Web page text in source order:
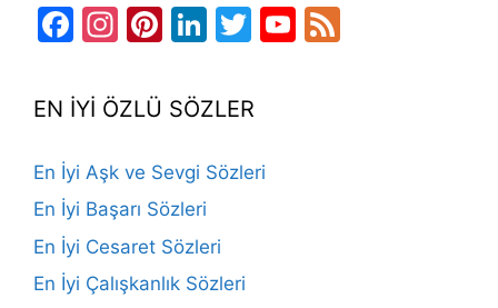
Facebook
Instagram
Pinterest
LinkedIn
TwitterYouTube
EN İYİ ÖZLÜ SÖZLER
En İyi Aşk ve Sevgi Sözleri
En İyi Başarı Sözleri
En İyi Cesaret Sözleri
En İyi Çalışkanlık Sözleri